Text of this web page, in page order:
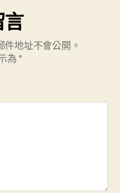
地址不會公開。
為 *